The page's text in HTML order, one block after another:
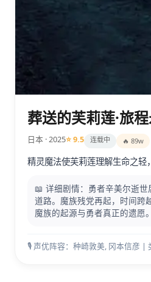
葬送的芙莉莲·旅
日本 · 2025⭐ 9.5 连载中 🔥 89w
精灵魔法使芙莉莲理解生命之轻
📖 详细剧情：勇者辛美尔逝
道路。魔族残党再起，时间跨
魔族的起源与勇者真正的遗愿。
🎙️ 声优阵容：种崎敦美, 冈本信彦 |